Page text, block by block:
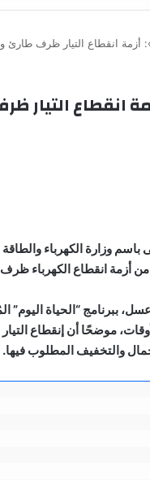
أزمة انقطاع التيار ظرف طارئ
انقطاع التيار
وزارة الكهرباء والطاقة
من أزمة انقطاع الكهرباء
ببرنامج “الحياة اليوم”
والتخفيف المطلوب فيها.
سيف الدين ….
كليوباترا القرن 21